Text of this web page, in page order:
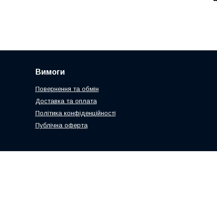
Вимоги
Повернення та обмін
Доставка та оплата
Політика конфіденційності
Публічна оферта